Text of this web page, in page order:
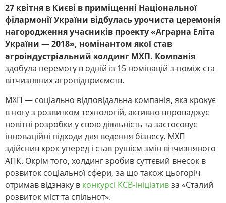
27 квітня в Києві в приміщенні Національної
філармонії України відбулась урочиста церемонія
нагородження учасників проекту «Аграрна Еліта
України —2018», номінантом якої став
агроіндустріальний холдинг МХП. Компанія
здобула перемогу в одній із 15 номінацій з-поміж ста
вітчизняних агропідприємств.
МХП — соціально відповідальна компанія, яка крокує
в ногу з розвитком технологій, активно впроваджує
новітні розробки у свою діяльність та застосовує
інноваційні підходи для ведення бізнесу. МХП
здійснив крок уперед і став рушієм змін вітчизняного
АПК. Окрім того, холдинг зробив суттєвий внесок в
розвиток соціальної сфери, за що також цьогоріч
отримав відзнаку в конкурсі КСВ-ініціативза «Сталий
розвиток міст та спільнот».